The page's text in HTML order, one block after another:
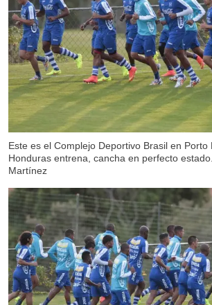
Este es el Complejo Deportivo Brasil en Porto
Honduras entrena, cancha en perfecto
Martínez